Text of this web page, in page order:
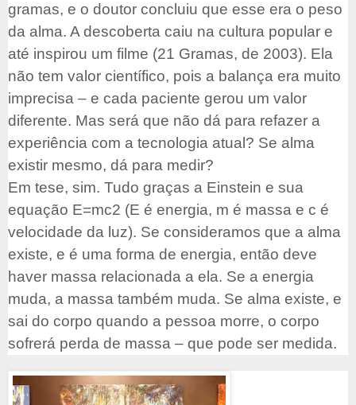
gramas, e o doutor concluiu que esse era o peso
da alma. A descoberta caiu na cultura popular e
até inspirou um filme (21 Gramas, de 2003). Ela
não tem valor científico, pois a balança era muito
imprecisa – e cada paciente gerou um valor
diferente. Mas será que não dá para refazer a
experiência com a tecnologia atual? Se alma
existir mesmo, dá para medir?
Em tese, sim. Tudo graças a Einstein e sua
equação E=mc2 (E é energia, m é massa e c é
velocidade da luz). Se consideramos que a alma
existe, e é uma forma de energia, então deve
haver massa relacionada a ela. Se a energia
muda, a massa também muda. Se alma existe, e
sai do corpo quando a pessoa morre, o corpo
sofrerá perda de massa – que pode ser medida.